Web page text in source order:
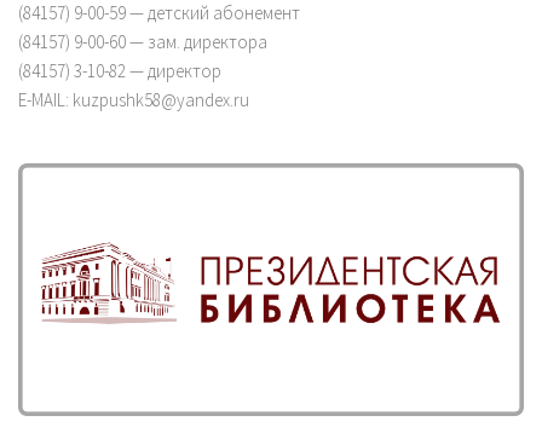
(84157) 9-00-59 — детский абонемент
(84157) 9-00-60 — зам. директора
(84157) 3-10-82 — директор
E-MAIL: kuzpushk58@yandex.ru